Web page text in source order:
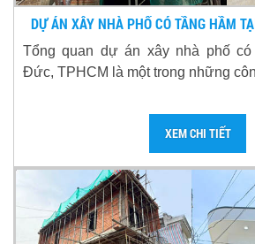
DỰ ÁN XÂY NHÀ PHỐ CÓ TẦNG HẦM
Tổng quan dự án xây nhà phố
Đức, TPHCM là một trong những
XEM CHI TIẾT